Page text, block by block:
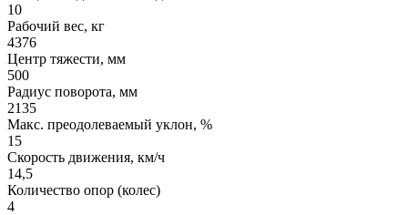
10
Рабочий вес, кг
4376
Центр тяжести, мм
500
Радиус поворота, мм
2135
Макс. преодолеваемый уклон, %
15
Скорость движения, км/ч
14,5
Количество опор (колес)
4